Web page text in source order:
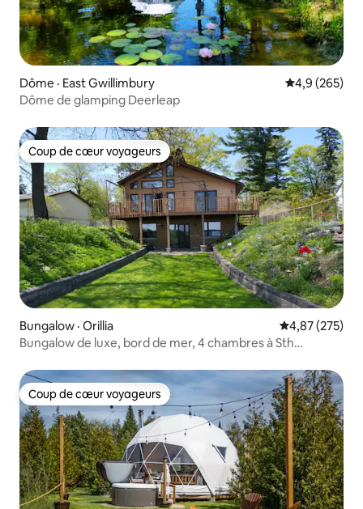
Dôme · East Gwillimbury Note
4,9 (265)
Dôme de glamping Deerleap
Coup de cœur voyageurs
Coup de cœur voyageurs
Bungalow · Orillia Note
4,87 (275)
Bungalow de luxe, bord de mer, 4 chambres à Sth
Coup de cœur voyageurs
Coup de cœur voyageurs